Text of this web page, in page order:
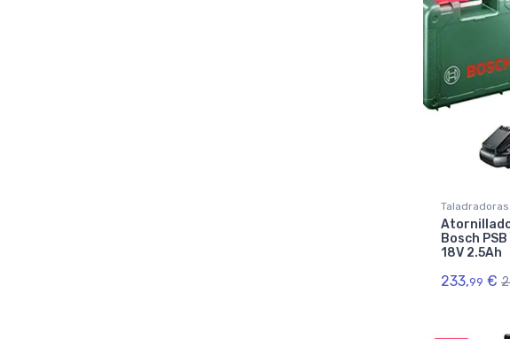
Bosch
18V 2.5Ah
233,99 €